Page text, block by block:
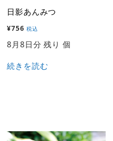
日影あんみつ
¥756 税込
8月8日分 残り 個
続きを読む